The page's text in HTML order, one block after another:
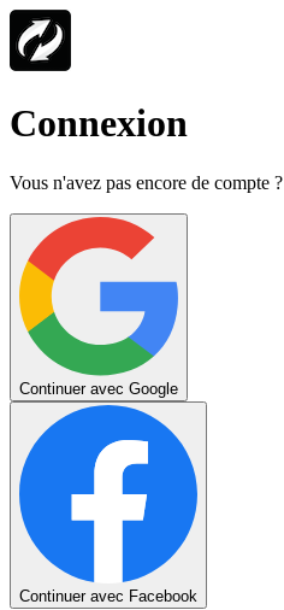
Connexion
Vous n'avez pas encore de compte ?
Continuer avec Google
Continuer avec Facebook